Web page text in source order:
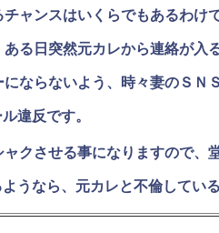
ャンスはいくらでもあるわけで
る日突然元カレから連絡が
ならないよう、時々妻のＳＮ
違反です。
クさせる事になりますので、
うなら、元カレと不倫してい